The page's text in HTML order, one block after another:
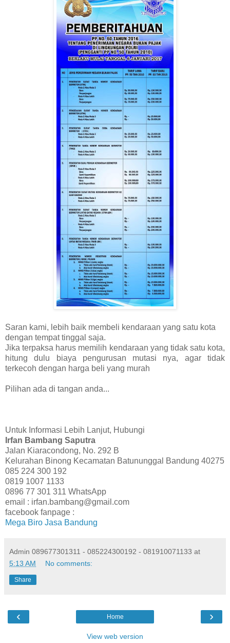
Saran kami, lebih baik membeli kendaraan yang satu kota
dengan tempat tinggal saja.
Jika terpaksa harus memilih kendaraan yang tidak satu kota,
hitung dulu biaya pengurusan mutasi nya, agar tidak
terkecoh dengan harga beli yang murah
Pilihan ada di tangan anda...
Untuk Informasi Lebih Lanjut, Hubungi
Irfan Bambang Saputra
Jalan Kiaracondong, No. 292 B
Kelurahan Binong Kecamatan Batununggal Bandung 40275
085 224 300 192
0819 1007 1133
0896 77 301 311 WhatsApp
email : irfan.bambang@gmail.com
facebook fanpage :
Mega Biro Jasa Bandung
Admin 089677301311 - 085224300192 - 081910071133 at
5:13 AM
No comments:
Share
‹ ›
Home
View web version